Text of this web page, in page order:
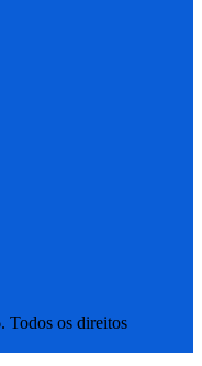
os direitos